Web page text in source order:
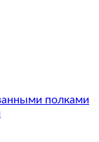
полками